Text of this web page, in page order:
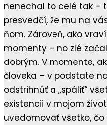
nenechal to celé tak –
presvedčí, že mu na
ňom. Zároveň, ako
momenty – no zlé
dobrým. V momente,
človeka – v podstate
odstrihnúť a „spáliť“
existencii v mojom
uvedomovať všetko,